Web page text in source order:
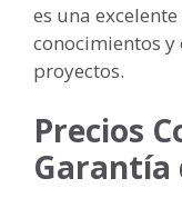
es una
conocimientos
proyectos.
Precios
Garantía